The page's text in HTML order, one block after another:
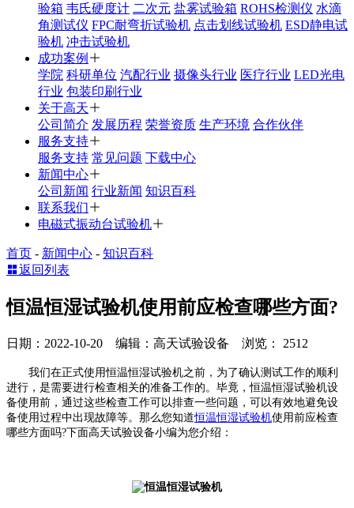
验箱 韦氏硬度计 二次元 盐雾试验箱 ROHS检测仪 水滴
角测试仪 FPC耐弯折试验机 点击划线试验机 ESD静电试
验机 冲击试验机
成功案例
学院 科研单位 汽配行业 摄像头行业 医疗行业 LED光电
行业 包装印刷行业
关于高天
公司简介 发展历程 荣誉资质 生产环境 合作伙伴
服务支持
服务支持 常见问题 下载中心
新闻中心
公司新闻 行业新闻 知识百科
联系我们
电磁式振动台试验机
首页 - 新闻中心 - 知识百科
返回列表
恒温恒湿试验机使用前应检查哪些方面?
日期：2022-10-20 编辑：高天试验设备 浏览： 2512
我们在正式使用恒温恒湿试验机之前，为了确认测试工作的顺利
进行，是需要进行检查相关的准备工作的。毕竟，恒温恒湿试验机设
备使用前，通过这些检查工作可以排查一些问题，可以有效地避免设
备使用过程中出现故障等。那么您知道恒温恒湿试验机使用前应检查
哪些方面吗?下面高天试验设备小编为您介绍：